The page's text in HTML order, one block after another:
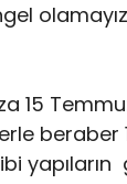
15
beraber
yapıların